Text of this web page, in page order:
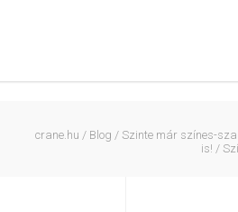
crane.hu / Blog / Szinte már színes-
is! /